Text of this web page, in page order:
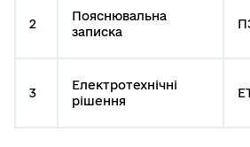
2
Пояснювальна
записка
3
Електротехнічні
рішення